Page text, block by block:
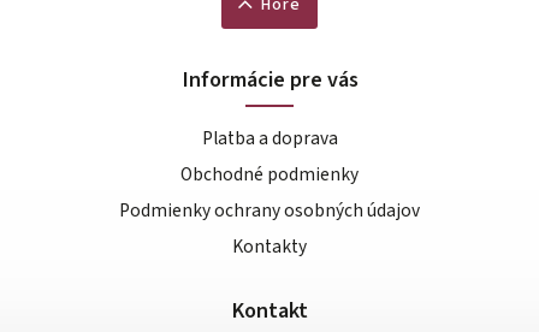
Hore
Informácie pre vás
Platba a doprava
Obchodné podmienky
Podmienky ochrany osobných údajov
Kontakty
Kontakt